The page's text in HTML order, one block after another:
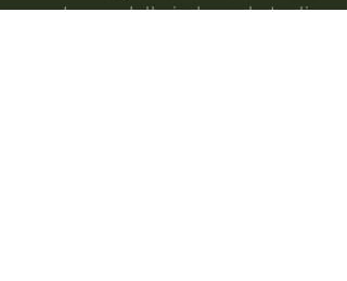
- La modella indossa la taglia